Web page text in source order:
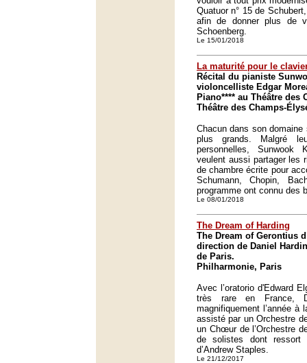
Quatuor n° 15 de
afin de donner plus de
Schoenberg.
Le 15/01/2018
La maturité pour le
Récital du pianiste
violoncelliste Edgar
Piano**** au Théâtre des
Théâtre des Champs-
Chacun dans son
plus grands. Malgré
personnelles,
veulent aussi partager les
de chambre écrite pour
Schumann, Chopin,
programme ont connu des
Le 08/01/2018
The Dream of Harding
The Dream of Gerontius
direction de Daniel
de Paris.
Philharmonie, Paris
Avec l’oratorio d'Edward
très rare en France,
magnifiquement l’année à
assisté par un Orchestre
un Chœur de l’Orchestre
de solistes dont ressort
d’Andrew Staples.
Le 21/12/2017